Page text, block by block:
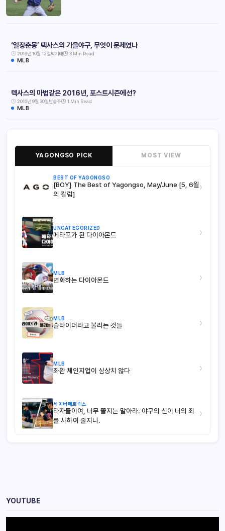
‘일장춘몽’ 텍사스의 가을야구, 무엇이 문제였나
2016년 10월 12일박기태 3 Min Read
MLB
텍사스의 마법같은 2016년, 포스트시즌에선?
2016년 9월 30일반승주 1 Min Read
MLB
YAGONGSO PICK MOST VIEW
BEST OF YAGONGSO
[BOY] The Best of Yagongso, May/June [5, 6월
의 칼럼]
›
UNCATEGORIZED
메타포가 된 다이아몬드 ›
MLB
변화하는 다이아몬드 ›
MLB
슬라이더라고 불리는 것들 ›
MLB
좌완 체인지업이 심상치 않다 ›
세이버메트릭스
타자들이여, 너무 쫄지는 말아라. 야구의 신이 너의 죄
를 사하여 줄지니.
›
YOUTUBE